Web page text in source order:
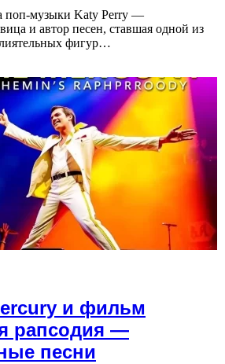
поп-музыки Katy Perry —
и автор песен, ставшая одной из
фигур…
и фильм
рапсодия —
песни